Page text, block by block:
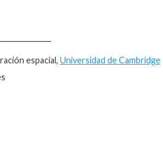
espacial, Universidad de Cambridge